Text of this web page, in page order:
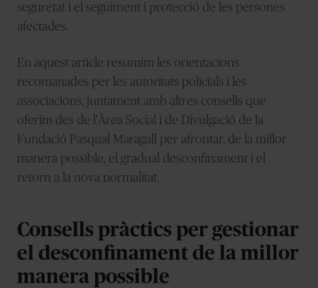
seguretat i el seguiment i protecció de les persones
afectades.
En aquest article resumim les orientacions
recomanades per les autoritats policials i les
associacions, juntament amb altres consells que
oferim des de l'Àrea Social i de Divulgació de la
Fundació Pasqual Maragall per afrontar, de la millor
manera possible, el gradual desconfinament i el
retorn a la nova normalitat.
Consells pràctics per gestionar
el desconfinament de la millor
manera possible